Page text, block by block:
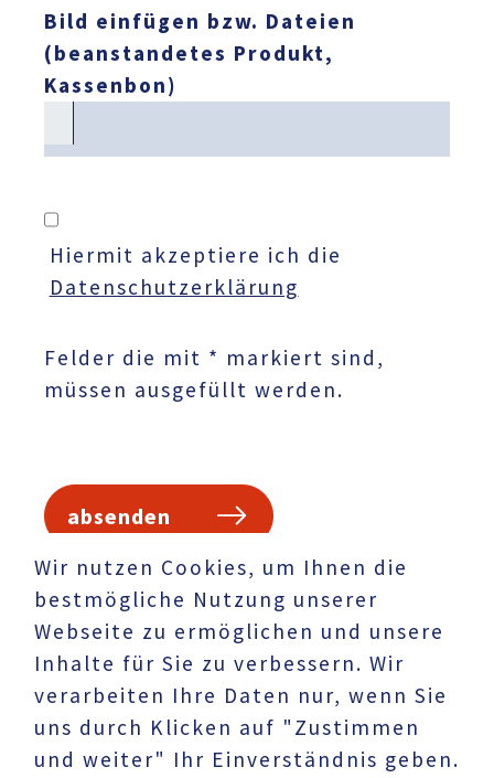
Bild einfügen bzw. Dateien
(beanstandetes Produkt,
Kassenbon)
Hiermit akzeptiere ich die
Datenschutzerklärung
Felder die mit * markiert sind,
müssen ausgefüllt werden.
absenden
Wir nutzen Cookies, um Ihnen die
bestmögliche Nutzung unserer
Webseite zu ermöglichen und unsere
Inhalte für Sie zu verbessern. Wir
verarbeiten Ihre Daten nur, wenn Sie
uns durch Klicken auf "Zustimmen
und weiter" Ihr Einverständnis geben.